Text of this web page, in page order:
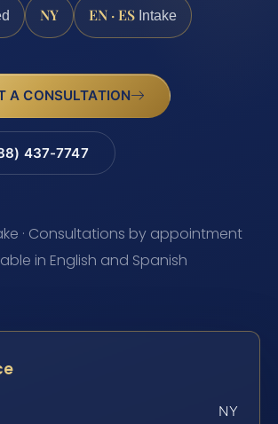
NY EN · ES Intake
A CONSULTATION
437-7747
· Consultations by appointment
in English and Spanish
NY